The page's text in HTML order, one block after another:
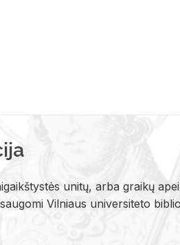
unitų, arba graikų
Vilniaus universiteto